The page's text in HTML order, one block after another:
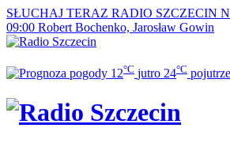
SŁUCHAJ TERAZ RADIO SZCZECIN
09:00 Robert Bochenko, Jarosław Gowin
12°C jutro 24°C pojutrze